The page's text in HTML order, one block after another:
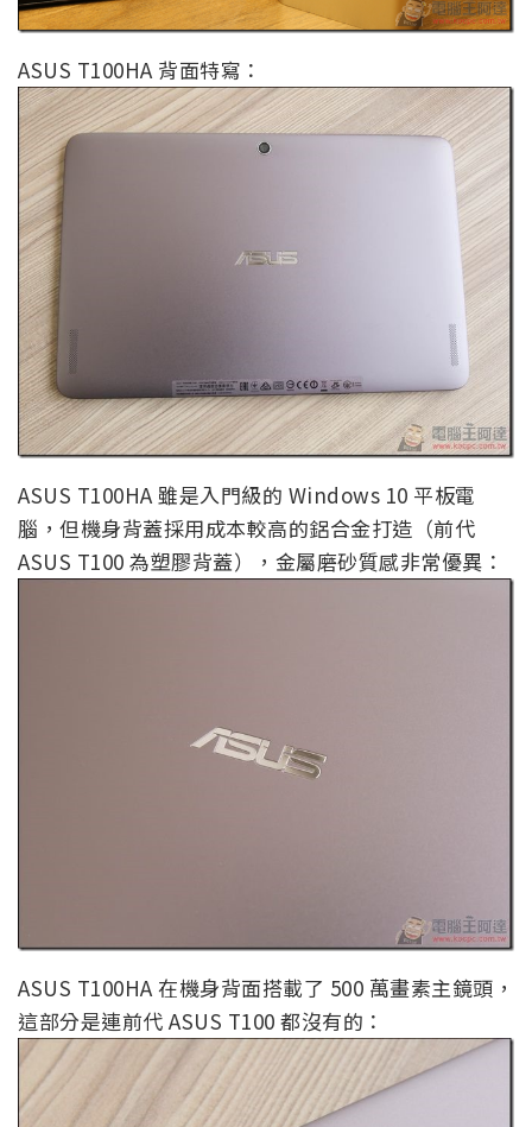
ASUS T100HA 背面特寫：
ASUS T100HA 雖是入門級的 Windows 10 平板電
腦，但機身背蓋採用成本較高的鋁合金打造（前代
ASUS T100 為塑膠背蓋），金屬磨砂質感非常優異：
ASUS T100HA 在機身背面搭載了 500 萬畫素主鏡頭，
這部分是連前代 ASUS T100 都沒有的：